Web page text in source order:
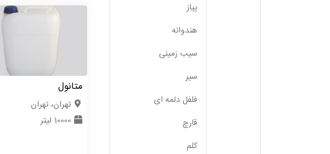
متانول
تهران، تهران
10000 لیتر
پیاز
هندوانه
سیب زمینی
سیر
فلفل دلمه ای
قارچ
کلم